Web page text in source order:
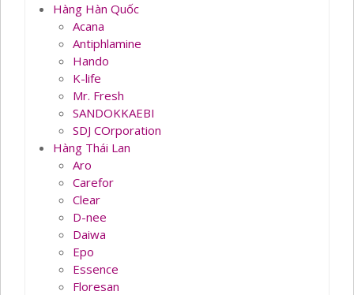
Hàng Hàn Quốc
Acana
Antiphlamine
Hando
K-life
Mr. Fresh
SANDOKKAEBI
SDJ COrporation
Hàng Thái Lan
Aro
Carefor
Clear
D-nee
Daiwa
Epo
Essence
Floresan